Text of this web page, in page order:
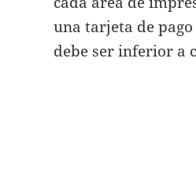
una tarjeta de
debe ser inferior a